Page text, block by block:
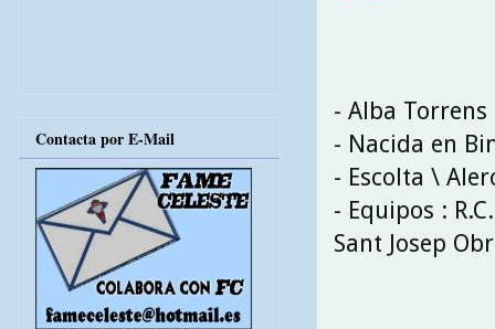
- Alba Torrens
- Nacida en
- Escolta \
- Equipos :
Sant Josep
Contacta por E-Mail